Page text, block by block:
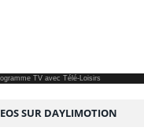
TVavec Télé-Loisirs
SUR DAYLIMOTION